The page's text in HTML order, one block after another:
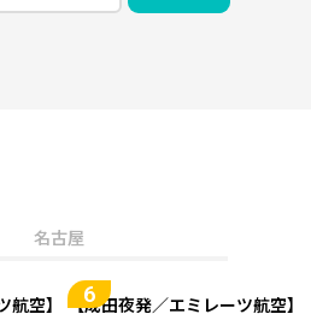
名古屋
航空】
【成田夜発／エミレーツ航空】